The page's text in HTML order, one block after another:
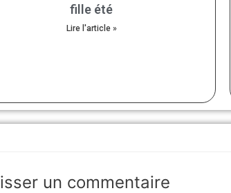
fille été
Lire l'article »
un commentaire